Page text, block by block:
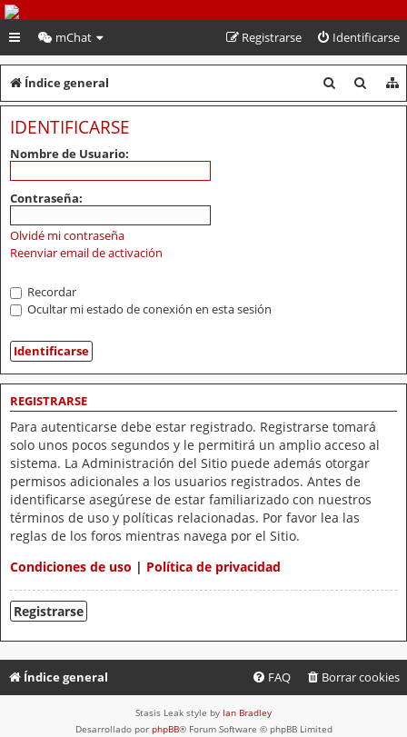
PeruVoley.com
mChat Identificarse
Registrarse
Índice general
u
u
IDENTIFICARSE
Nombre de Usuario:
Contraseña:
Olvidé mi contraseña
Reenviar email de activación
Recordar
Ocultar mi estado de conexión en esta sesión
REGISTRARSE
Para autenticarse debe estar registrado. Registrarse tomará
solo unos pocos segundos y le permitirá un amplio acceso al
sistema. La Administración del Sitio puede además otorgar
permisos adicionales a los usuarios registrados. Antes de
identificarse asegúrese de estar familiarizado con nuestros
términos de uso y políticas relacionadas. Por favor lea las
reglas de los foros mientras navega por el Sitio.
Condiciones de uso | Política de privacidad
Registrarse
Índice general Borrar cookies
FAQ
Stasis Leak style by Ian Bradley
Desarrollado por phpBB® Forum Software © phpBB Limited